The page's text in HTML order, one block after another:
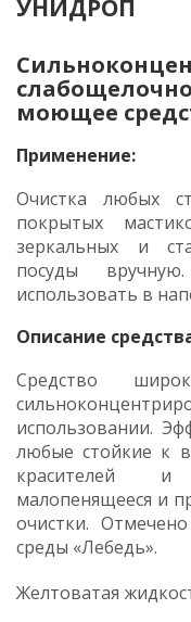
УНИДРОП
моющее
Применение:
Очистка любых
покрытых
зеркальных и
посуды
использовать в
Описание
Средство
использовании.
любые стойкие к
красителей и
малопенящееся и
очистки.
среды «Лебедь».
Желтоватая